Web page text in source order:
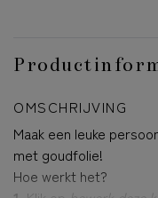
OMSCHRIJVING
Maak een leuke
met goudfolie!
Hoe werkt het?